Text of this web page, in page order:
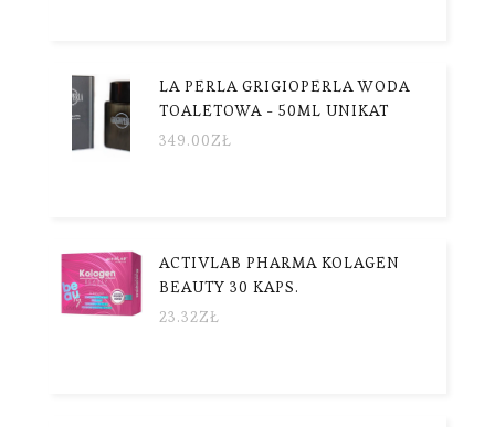
LA PERLA GRIGIOPERLA WODA
TOALETOWA - 50ML UNIKAT
349.00ZŁ
ACTIVLAB PHARMA KOLAGEN
BEAUTY 30 KAPS.
23.32ZŁ